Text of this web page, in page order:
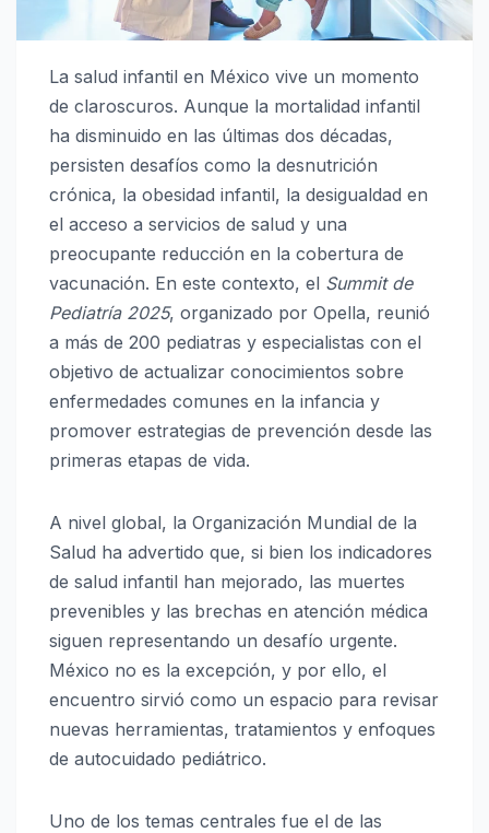
La salud infantil en México vive un momento
de claroscuros. Aunque la mortalidad infantil
ha disminuido en las últimas dos décadas,
persisten desafíos como la desnutrición
crónica, la obesidad infantil, la desigualdad en
el acceso a servicios de salud y una
preocupante reducción en la cobertura de
vacunación. En este contexto, el Summit de
Pediatría 2025, organizado por Opella, reunió
a más de 200 pediatras y especialistas con el
objetivo de actualizar conocimientos sobre
enfermedades comunes en la infancia y
promover estrategias de prevención desde las
primeras etapas de vida.
A nivel global, la Organización Mundial de la
Salud ha advertido que, si bien los indicadores
de salud infantil han mejorado, las muertes
prevenibles y las brechas en atención médica
siguen representando un desafío urgente.
México no es la excepción, y por ello, el
encuentro sirvió como un espacio para revisar
nuevas herramientas, tratamientos y enfoques
de autocuidado pediátrico.
Uno de los temas centrales fue el de las